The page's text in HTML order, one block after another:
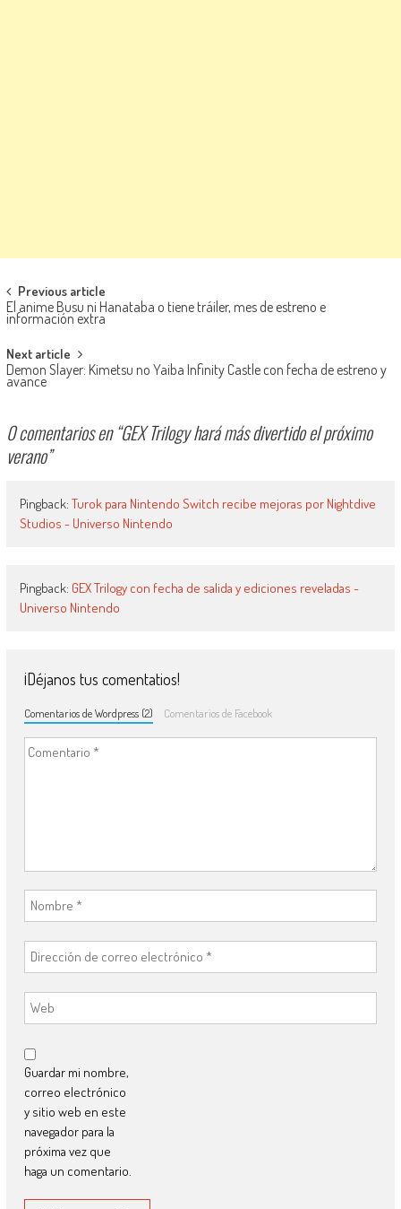
Navegación de entradas
Previous article
El anime Busu ni Hanataba o tiene tráiler, mes de estreno e
información extra
Next article
Demon Slayer: Kimetsu no Yaiba Infinity Castle con fecha de estreno y
avance
0 comentarios en “GEX Trilogy hará más divertido el próximo
verano”
Pingback: Turok para Nintendo Switch recibe mejoras por Nightdive
Studios - Universo Nintendo
Pingback: GEX Trilogy con fecha de salida y ediciones reveladas -
Universo Nintendo
¡Déjanos tus comentatios!
Comentarios de Wordpress (2) Comentarios de Facebook
Guardar mi nombre,
correo electrónico
y sitio web en este
navegador para la
próxima vez que
haga un comentario.